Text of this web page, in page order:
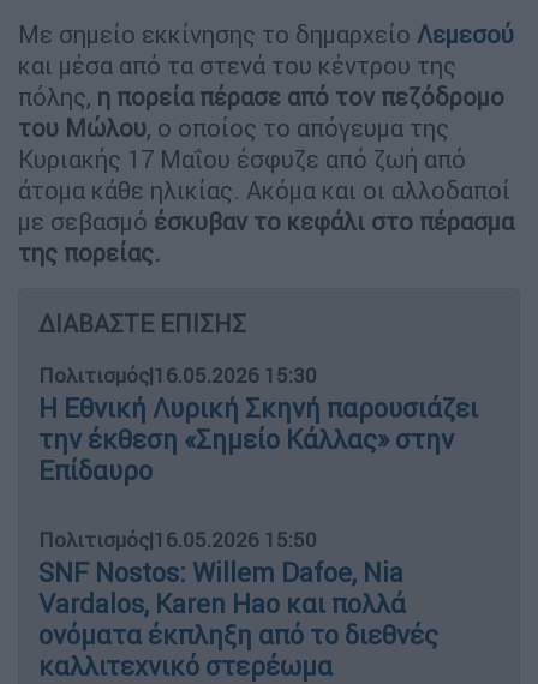
Με σημείο εκκίνησης το δημαρχείο Λεμεσού
και μέσα από τα στενά του κέντρου της
πόλης, η πορεία πέρασε από τον πεζόδρομο
του Μώλου, ο οποίος το απόγευμα της
Κυριακής 17 Μαΐου έσφυζε από ζωή από
άτομα κάθε ηλικίας. Ακόμα και οι αλλοδαποί
με σεβασμό έσκυβαν το κεφάλι στο πέρασμα
της πορείας.
ΔΙΑΒΑΣΤΕ ΕΠΙΣΗΣ
Πολιτισμός|16.05.2026 15:30
Η Εθνική Λυρική Σκηνή παρουσιάζει
την έκθεση «Σημείο Κάλλας» στην
Επίδαυρο
Πολιτισμός|16.05.2026 15:50
SNF Nostos: Willem Dafoe, Nia
Vardalos, Karen Hao και πολλά
ονόματα έκπληξη από το διεθνές
καλλιτεχνικό στερέωμα